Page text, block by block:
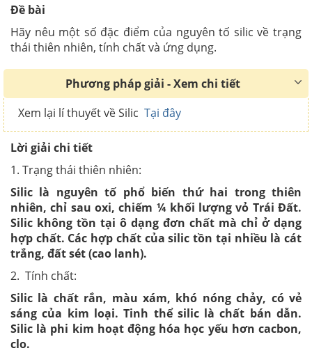
Đề bài
Hãy nêu một số đặc điểm của nguyên tố silic về trạng
thái thiên nhiên, tính chất và ứng dụng.
Phương pháp giải - Xem chi tiết
Xem lại lí thuyết về Silic Tại đây
Lời giải chi tiết
1. Trạng thái thiên nhiên:
Silic là nguyên tố phổ biến thứ hai trong thiên
nhiên, chỉ sau oxi, chiếm ¼ khối lượng vỏ Trái Đất.
Silic không tồn tại ô dạng đơn chất mà chỉ ở dạng
hợp chất. Các hợp chất của silic tồn tại nhiều là cát
trắng, đất sét (cao lanh).
2. Tính chất:
Silic là chất rắn, màu xám, khó nóng chảy, có vẻ
sáng của kim loại. Tinh thể silic là chất bán dẫn.
Silic là phi kim hoạt động hóa học yếu hơn cacbon,
clo.